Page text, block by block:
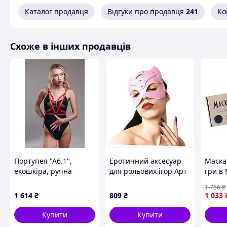
✅ Набір із чотирьох манжет:
дві пари для
швидкого та зручного використання.
Нейлонова тканина: міцна, безпечна
Каталог продавця Відгуки про продавця 241
Схоже в інших продавців
Портупея "А6.1",
екошкіра, ручна
1 614 ₴
Купити
Еротичний аксесуар
для рольових ігор Арт
809 ₴
Купити
гри в
8223
1 033
1 756₴